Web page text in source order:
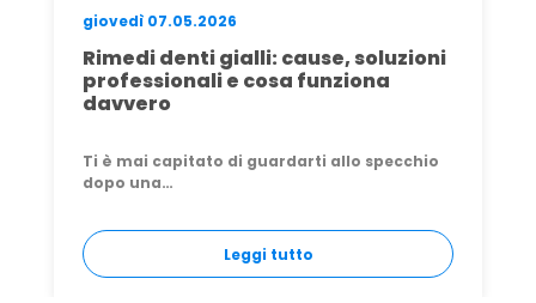
venerdì 05.06.2026
Turismo Dentale in Croazia:
Conviene? Rischi, Costi e Verità
delle…
Leggi tutto